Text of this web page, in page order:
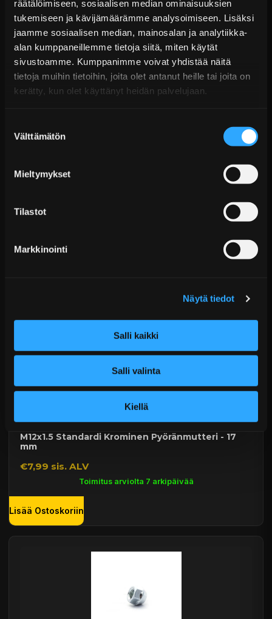
räätälöimiseen, sosiaalisen median ominaisuuksien
tukemiseen ja kävijämäärämme analysoimiseen. Lisäksi
jaamme sosiaalisen median, mainosalan ja analytiikka-
alan kumppaneillemme tietoja siitä, miten käytät
sivustoamme. Kumppanimme voivat yhdistää näitä
tietoja muihin tietoihin, joita olet antanut heille tai joita on
kerätty, kun olet käyttänyt heidän palvelujaan.
valinta
Välttämätön
Mieltymykset
Tilastot
Markkinointi
Näytä tiedot
Salli kaikki
Salli valinta
Kiellä
G4KF
€148,99 sis. ALV
Toimitus arviolta 20 arkipäivää (jälkitoimitus)
Lisää Ostoskoriin
ARP venttiilikannen pultit Hyundai 2.0L Turbo
€362,99 sis. ALV
M12x1.5 Standardi Krominen Pyöränmutteri - 17
mm
€7,99 sis. ALV
Toimitus arviolta 7 arkipäivää
Lisää Ostoskoriin